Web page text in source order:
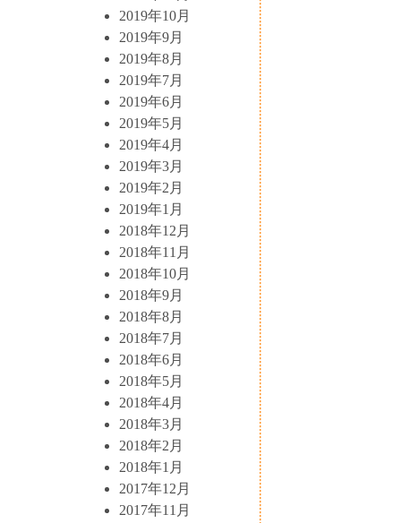
2019年10月
2019年9月
2019年8月
2019年7月
2019年6月
2019年5月
2019年4月
2019年3月
2019年2月
2019年1月
2018年12月
2018年11月
2018年10月
2018年9月
2018年8月
2018年7月
2018年6月
2018年5月
2018年4月
2018年3月
2018年2月
2018年1月
2017年12月
2017年11月